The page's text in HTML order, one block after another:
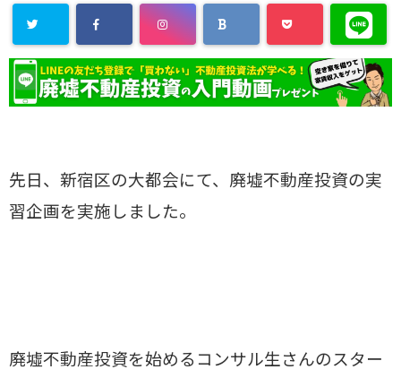
先日、新宿区の大都会にて、廃墟不動産投資の実
習企画を実施しました。
廃墟不動産投資を始めるコンサル生さんのスター